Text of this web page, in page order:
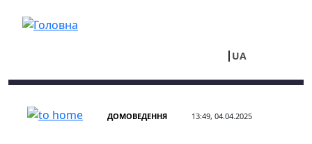
UA
ДОМОВЕДЕННЯ 13:49, 04.04.2025